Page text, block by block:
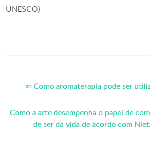
UNESCO)
⇐ Como aromaterapia pode ser
Como a arte desempenha o papel de
de ser da vida de acordo com